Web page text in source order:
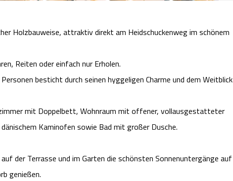
Holzbauweise, attraktiv direkt am Heidschuckenweg im schönem
Reiten oder einfach nur Erholen.
besticht durch seinen hyggeligen Charme und dem Weitblick
mit Doppelbett, Wohnraum mit offener, vollausgestatteter
Kaminofen sowie Bad mit großer Dusche.
der Terrasse und im Garten die schönsten Sonnenuntergänge auf
genießen.